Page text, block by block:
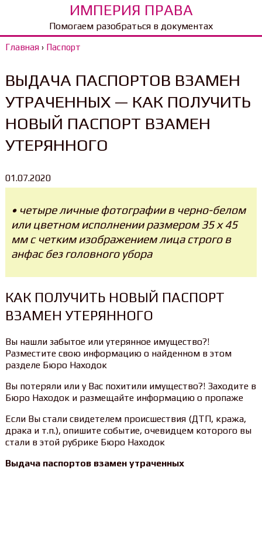
ИМПЕРИЯ ПРАВА
Помогаем разобраться в документах
Главная› Паспорт
ВЫДАЧА ПАСПОРТОВ ВЗАМЕН
УТРАЧЕННЫХ — КАК ПОЛУЧИТЬ
НОВЫЙ ПАСПОРТ ВЗАМЕН
УТЕРЯННОГО
01.07.2020
• четыре личные фотографии в черно-белом
или цветном исполнении размером 35 х 45
мм с четким изображением лица строго в
анфас без головного убора
КАК ПОЛУЧИТЬ НОВЫЙ ПАСПОРТ
ВЗАМЕН УТЕРЯННОГО
Вы нашли забытое или утерянное имущество?!
Разместите свою информацию о найденном в этом
разделе Бюро Находок
Вы потеряли или у Вас похитили имущество?! Заходите в
Бюро Находок и размещайте информацию о пропаже
Если Вы стали свидетелем происшествия (ДТП, кража,
драка и т.п.), опишите событие, очевидцем которого вы
стали в этой рубрике Бюро Находок
Выдача паспортов взамен утраченных